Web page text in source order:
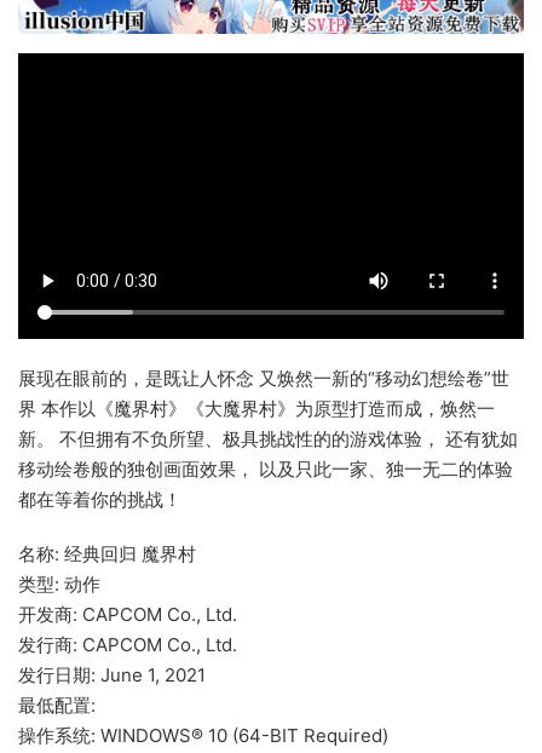
展现在眼前的，是既让人怀念 又焕然一新的“移动幻想绘卷”世
界 本作以《魔界村》《大魔界村》为原型打造而成，焕然一
新。 不但拥有不负所望、极具挑战性的的游戏体验， 还有犹如
移动绘卷般的独创画面效果， 以及只此一家、独一无二的体验
都在等着你的挑战！
名称: 经典回归 魔界村
类型: 动作
开发商: CAPCOM Co., Ltd.
发行商: CAPCOM Co., Ltd.
发行日期: June 1, 2021
最低配置:
操作系统: WINDOWS® 10 (64-BIT Required)